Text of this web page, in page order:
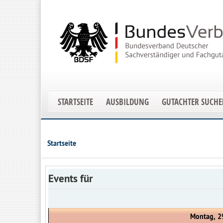
STARTSEITE AUSBILDUNG GUTACHTER
Startseite
Events für
Montag,